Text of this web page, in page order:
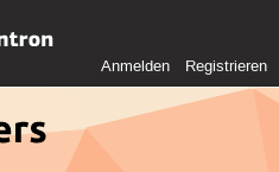
Anmelden Registrieren